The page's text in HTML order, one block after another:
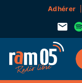
Adhérer